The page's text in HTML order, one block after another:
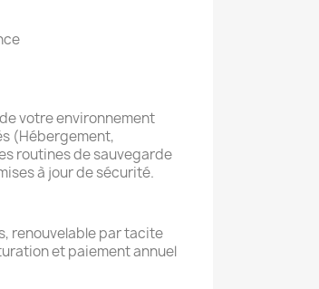
votre environnement
(Hébergement,
routines de sauvegarde
à jour de sécurité.
renouvelable par tacite
et paiement annuel